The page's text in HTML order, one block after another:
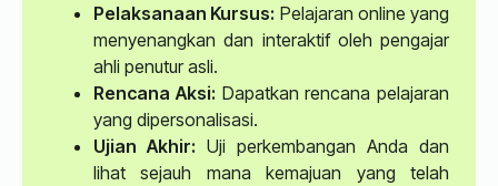
Pelaksanaan Kursus: Pelajaran online yang
menyenangkan dan interaktif oleh pengajar
ahli penutur asli.
Rencana Aksi: Dapatkan rencana pelajaran
yang dipersonalisasi.
Ujian Akhir: Uji perkembangan Anda dan
lihat sejauh mana kemajuan yang telah